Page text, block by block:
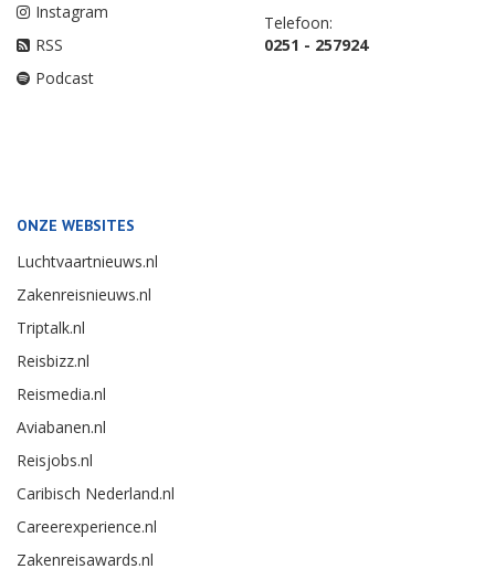
Instagram
RSS
Podcast
Telefoon:
0251 - 257924
ONZE WEBSITES
Luchtvaartnieuws.nl
Zakenreisnieuws.nl
Triptalk.nl
Reisbizz.nl
Reismedia.nl
Aviabanen.nl
Reisjobs.nl
Caribisch Nederland.nl
Careerexperience.nl
Zakenreisawards.nl